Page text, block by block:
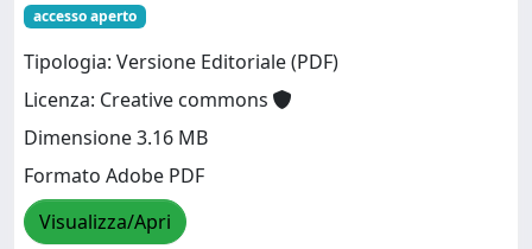
accesso aperto
Tipologia: Versione Editoriale (PDF)
Licenza: Creative commons
Dimensione 3.16 MB
Formato Adobe PDF
Visualizza/Apri